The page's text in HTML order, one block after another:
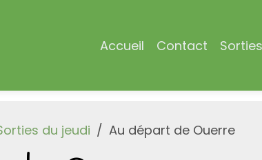
Accueil Contact
du jeudi Au départ de Ouerre